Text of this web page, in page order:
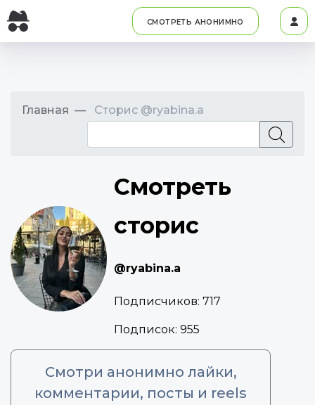
СМОТРЕТЬ АНОНИМНО
Главная Сторис @ryabina.a
Смотреть
сторис
@ryabina.a
Подписчиков: 717
Подписок: 955
Смотри анонимно лайки,
комментарии, посты и reels